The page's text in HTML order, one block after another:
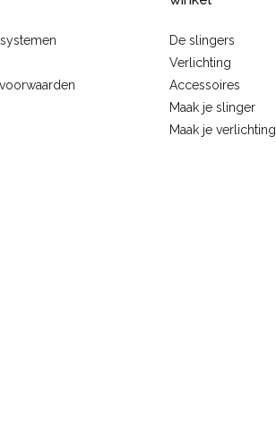
De slingers
Verlichting
Accessoires
Maak je slinger
Maak je verlichting